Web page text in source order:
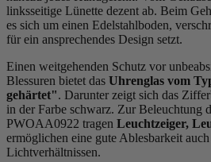
linksseitige Lünette dezent ab. Beim
es sich um einen Edelstahlboden,
für ein ansprechendes Design setzt.
Einen weitgehenden Schutz vor
Blessuren bietet das Uhrenglas vom
gehärtet". Darunter zeigt sich das
in der Farbe schwarz. Zur Beleuchtung
PWOAA0922 tragen Leuchtzeiger,
ermöglichen eine gute Ablesbarkeit
Lichtverhältnissen.